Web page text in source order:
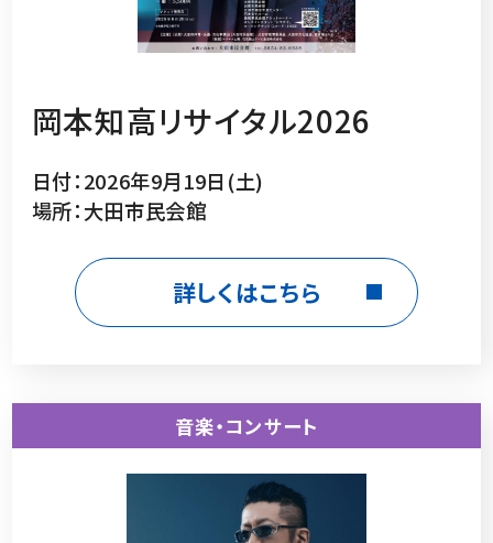
岡本知高リサイタル2026
日付：2026年9月19日(土)
場所：大田市民会館
詳しくはこちら
音楽・コンサート